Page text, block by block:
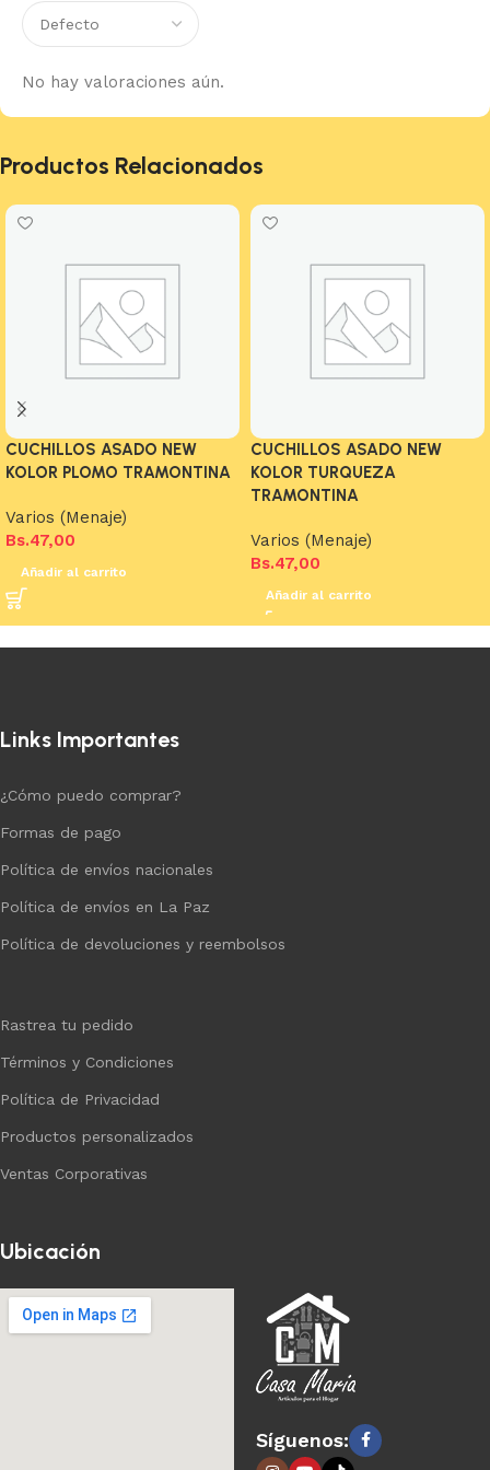
No hay valoraciones aún.
Productos Relacionados
CUCHILLOS ASADO NEW
KOLOR PLOMO TRAMONTINA
Varios (Menaje)
Bs.47,00
Añadir al carrito
CUCHILLOS ASADO NEW
KOLOR TURQUEZA
TRAMONTINA
Varios (Menaje)
Bs.47,00
Añadir al carrito
Links Importantes
¿Cómo puedo comprar?
Formas de pago
Política de envíos nacionales
Política de envíos en La Paz
Política de devoluciones y reembolsos
Rastrea tu pedido
Términos y Condiciones
Política de Privacidad
Productos personalizados
Ventas Corporativas
Ubicación
Síguenos: